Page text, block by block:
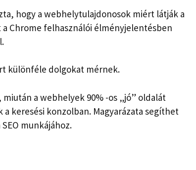
hogy a webhelytulajdonosok miért látják a
Chrome felhasználói élményjelentésben
különféle dolgokat mérnek.
a webhelyek 90% -os „jó” oldalát
a keresési konzolban. Magyarázata segíthet
munkájához.